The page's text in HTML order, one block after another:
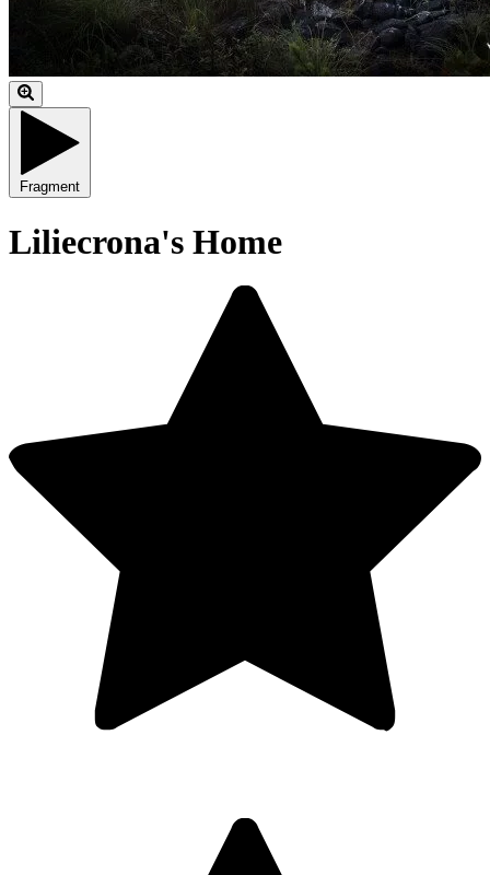
Fragment
Liliecrona's Home